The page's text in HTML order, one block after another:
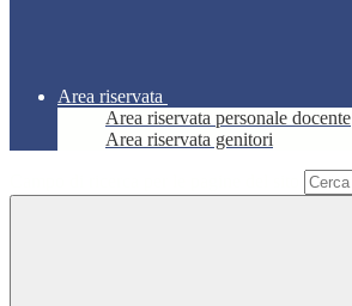
Area riservata
Area riservata personale docente
Area riservata genitori